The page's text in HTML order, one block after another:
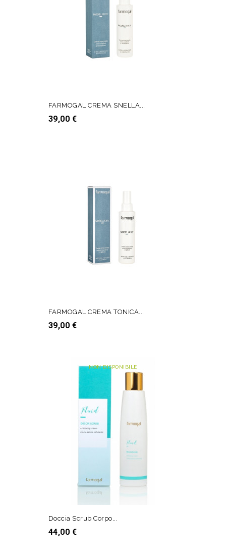
FARMOGAL CREMA SNELLA...
Prezzo
39,00 €
AGGIUNGI AL CARRELLO
FARMOGAL CREMA TONICA...
Prezzo
39,00 €
AGGIUNGI AL CARRELLO
NON DISPONIBILE
Doccia Scrub Corpo...
Prezzo
44,00 €
AGGIUNGI AL CARRELLO